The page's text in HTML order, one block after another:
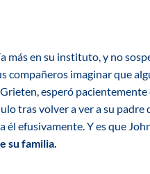
más en su instituto, y no
compañeros imaginar que
esperó
tras volver a ver a su
él efusivamente. Y es que
su familia.